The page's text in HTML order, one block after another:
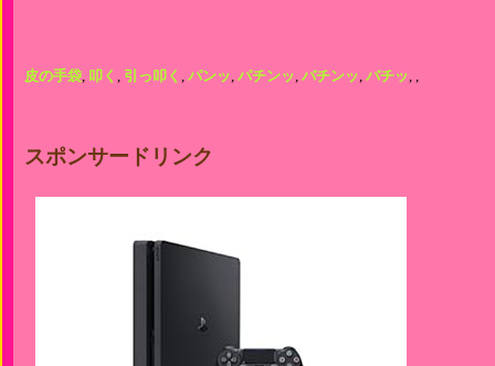
皮の手袋, 叩く , 引っ叩く , パンッ, パチンッ, バチンッ, バチッ, ,
スポンサードリンク